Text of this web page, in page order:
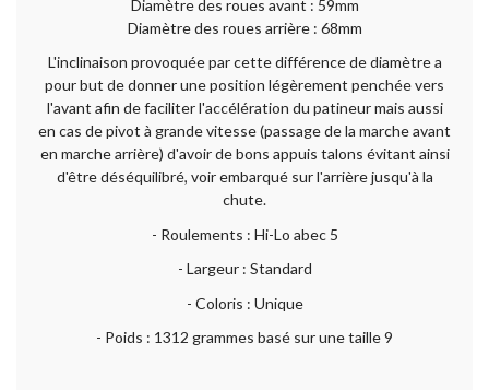
Diamètre des roues avant : 59mm
Diamètre des roues arrière : 68mm
L'inclinaison provoquée par cette différence de diamètre a
pour but de donner une position légèrement penchée vers
l'avant afin de faciliter l'accélération du patineur mais aussi
en cas de pivot à grande vitesse (passage de la marche avant
en marche arrière) d'avoir de bons appuis talons évitant ainsi
d'être déséquilibré, voir embarqué sur l'arrière jusqu'à la
chute.
- Roulements : Hi-Lo abec 5
- Largeur : Standard
- Coloris : Unique
- Poids : 1312 grammes basé sur une taille 9